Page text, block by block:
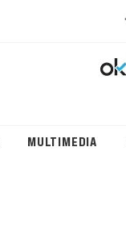
MULTIMEDIA